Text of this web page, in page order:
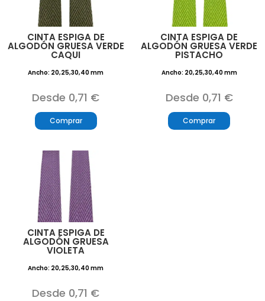
CINTA ESPIGA DE
ALGODÓN GRUESA VERDE
CAQUI
Ancho: 20,25,30,40 mm
Desde 0,71 €
Comprar
CINTA ESPIGA DE
ALGODÓN GRUESA VERDE
PISTACHO
Ancho: 20,25,30,40 mm
Desde 0,71 €
Comprar
CINTA ESPIGA DE
ALGODÓN GRUESA
VIOLETA
Ancho: 20,25,30,40 mm
Desde 0,71 €